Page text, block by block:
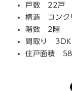
戸数 22戸
構造 コンク
階数 2階
間取り 3DK
住戸面積